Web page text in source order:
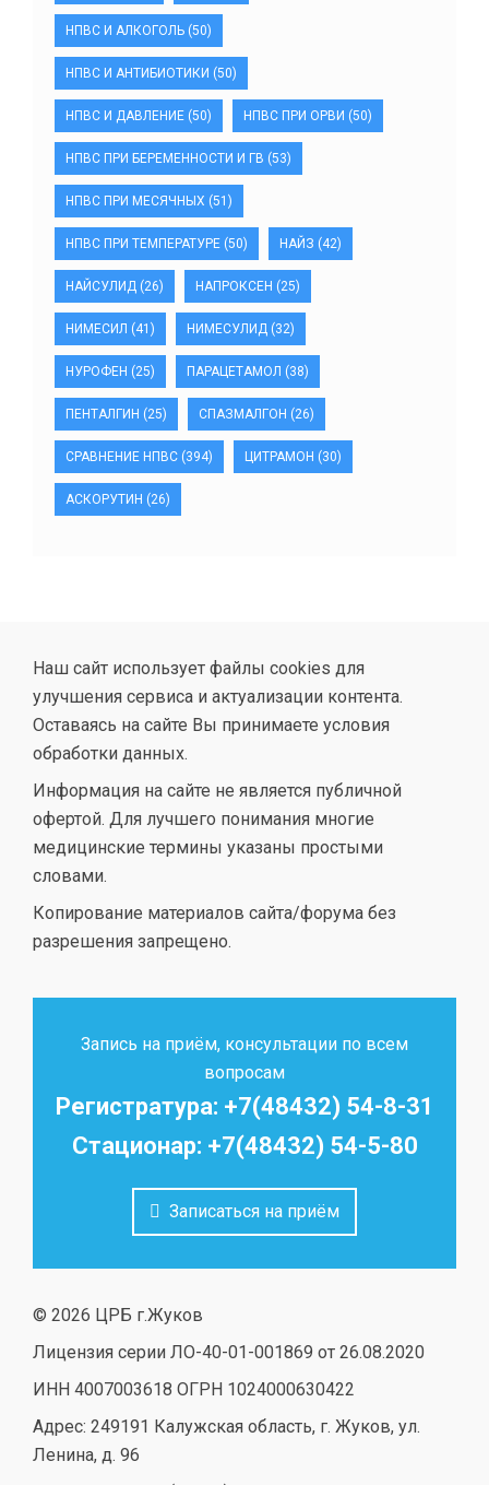
НПВС И АЛКОГОЛЬ (50)
НПВС И АНТИБИОТИКИ (50)
НПВС И ДАВЛЕНИЕ (50) НПВС ПРИ ОРВИ (50)
НПВС ПРИ БЕРЕМЕННОСТИ И ГВ (53)
НПВС ПРИ МЕСЯЧНЫХ (51)
НПВС ПРИ ТЕМПЕРАТУРЕ (50) НАЙЗ (42)
НАЙСУЛИД (26) НАПРОКСЕН (25)
НИМЕСИЛ (41) НИМЕСУЛИД (32)
НУРОФЕН (25) ПАРАЦЕТАМОЛ (38)
ПЕНТАЛГИН (25) СПАЗМАЛГОН (26)
СРАВНЕНИЕ НПВС (394) ЦИТРАМОН (30)
АСКОРУТИН (26)
Наш сайт использует файлы cookies для
улучшения сервиса и актуализации контента.
Оставаясь на сайте Вы принимаете условия
обработки данных.
Информация на сайте не является публичной
офертой. Для лучшего понимания многие
медицинские термины указаны простыми
словами.
Копирование материалов сайта/форума без
разрешения запрещено.
Запись на приём, консультации по всем
вопросам
Регистратура: +7(48432) 54-8-31
Стационар: +7(48432) 54-5-80
Записаться на приём
© 2026 ЦРБ г.Жуков
Лицензия серии ЛО-40-01-001869 от 26.08.2020
ИНН 4007003618 ОГРН 1024000630422
Адрес: 249191 Калужская область, г. Жуков, ул.
Ленина, д. 96